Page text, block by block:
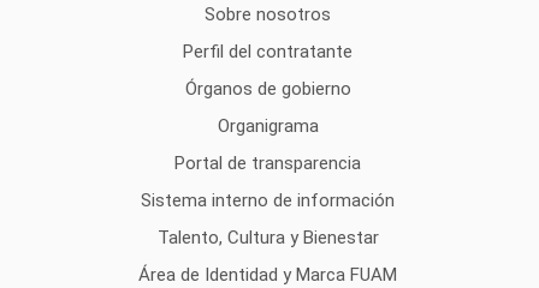
Sobre nosotros
Perfil del contratante
Órganos de gobierno
Organigrama
Portal de transparencia
Sistema interno de información
Talento, Cultura y Bienestar
Área de Identidad y Marca FUAM